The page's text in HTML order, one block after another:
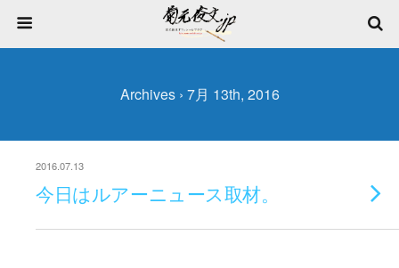
Archives › 7月 13th, 2016
2016.07.13
今日はルアーニュース取材。